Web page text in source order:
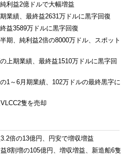
利益2億ドルで大幅増益
業績、最終益2631万ドルに黒字回復
益3589万ドルに黒字回復
期、純利益2倍の8000万ドル、スポット
上期業績、最終益1510万ドルに黒字回
1～6月期業績、102万ドルの最終黒字に
隻を売却
倍の13億円、円安で増収増益
8割増の105億円、増収増益、新造船6隻